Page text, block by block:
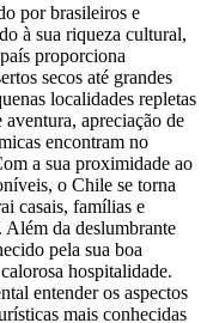
por brasileiros e
à sua riqueza cultural,
proporciona
secos até grandes
localidades repletas
apreciação de
encontram no
a sua proximidade ao
o Chile se torna
casais, famílias e
da deslumbrante
pela sua boa
hospitalidade.
entender os aspectos
mais conhecidas